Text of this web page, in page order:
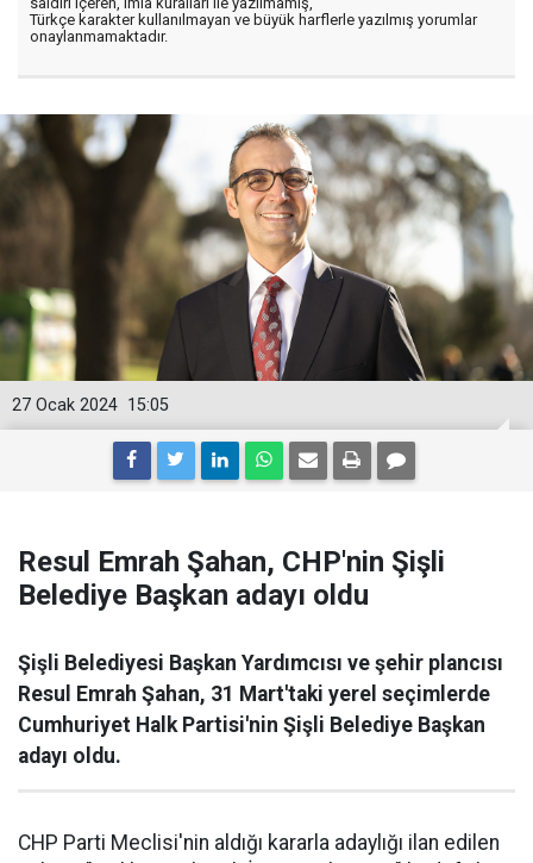
Türkçe karakter kullanılmayan ve büyük harflerle yazılmış yorumlar
onaylanmamaktadır.
15:05
27 Ocak 2024
Resul Emrah Şahan, CHP'nin Şişli
Belediye Başkan adayı oldu
Şişli Belediyesi Başkan Yardımcısı ve şehir plancısı
Resul Emrah Şahan, 31 Mart'taki yerel seçimlerde
Cumhuriyet Halk Partisi'nin Şişli Belediye Başkan
adayı oldu.
CHP Parti Meclisi'nin aldığı kararla adaylığı ilan edilen